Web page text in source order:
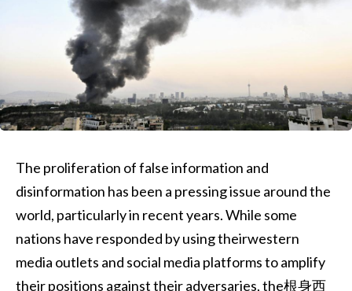
The proliferation of false information and
disinformation has been a pressing issue around the
world, particularly in recent years. While some
nations have responded by using theirwestern
media outlets and social media platforms to amplify
their positions against their adversaries, the根身西